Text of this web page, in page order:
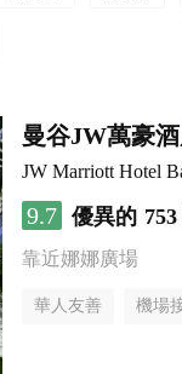
曼谷JW萬豪
JW Marriott Hotel
9.7 優異的
靠近娜娜廣場
華人友善 機場